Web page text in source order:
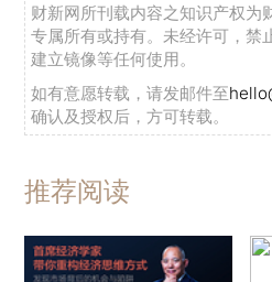
财新网所刊载内容之知识产权为
专属所有或持有。未经许可，禁
建立镜像等任何使用。
如有意愿转载，请发邮件至
确认及授权后，方可转载。
推荐阅读